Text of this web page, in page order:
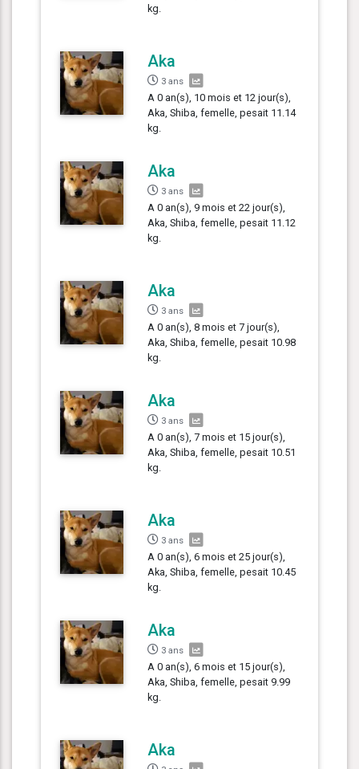
kg.
Aka
3 ans
A 0 an(s), 10 mois et 12 jour(s),
Aka, Shiba, femelle, pesait 11.14
kg.
Aka
3 ans
A 0 an(s), 9 mois et 22 jour(s),
Aka, Shiba, femelle, pesait 11.12
kg.
Aka
3 ans
A 0 an(s), 8 mois et 7 jour(s),
Aka, Shiba, femelle, pesait 10.98
kg.
Aka
3 ans
A 0 an(s), 7 mois et 15 jour(s),
Aka, Shiba, femelle, pesait 10.51
kg.
Aka
3 ans
A 0 an(s), 6 mois et 25 jour(s),
Aka, Shiba, femelle, pesait 10.45
kg.
Aka
3 ans
A 0 an(s), 6 mois et 15 jour(s),
Aka, Shiba, femelle, pesait 9.99
kg.
Aka